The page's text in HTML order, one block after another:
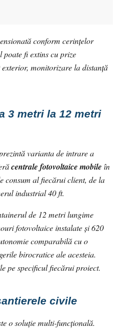
conform cerințelor
fi extins cu prize
monitorizare la distanță
3 metri la 12 metri
varianta de intrare a
centrale fotovoltaice mobileîn
consum al fiecărui client, de la
industrial 40 ft.
de 12 metri lungime
fotovoltaice instalate și 620
comparabilă cu o
birocratice ale acesteia.
pe specificul fiecărui proiect.
civile
o soluție multi-funcțională.